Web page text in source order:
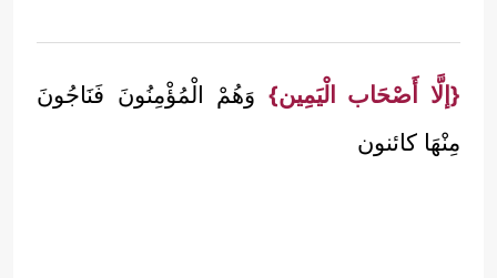
{إلَّا أَصْحَاب الْيَمِين} وَهُمْ الْمُؤْمِنُونَ فَنَاجُونَ
مِنْهَا كائنون